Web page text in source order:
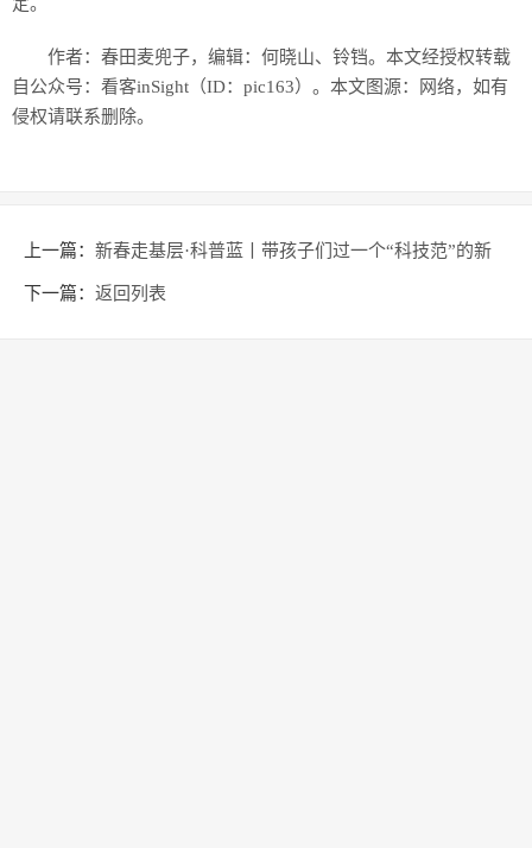
作者：春田麦兜子，编辑：何晓山、铃铛。本文经授权转载
自公众号：看客inSight（ID：pic163）。本文图源：网络，如有
侵权请联系删除。
上一篇： 新春走基层·科普蓝丨带孩子们过一个“科技范”的新
年
下一篇： 返回列表